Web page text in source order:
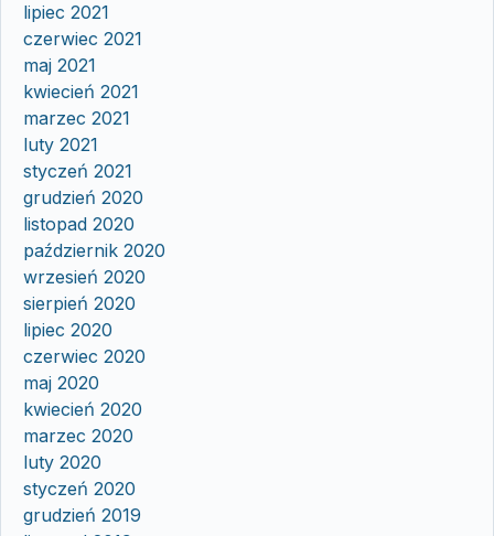
lipiec 2021
czerwiec 2021
maj 2021
kwiecień 2021
marzec 2021
luty 2021
styczeń 2021
grudzień 2020
listopad 2020
październik 2020
wrzesień 2020
sierpień 2020
lipiec 2020
czerwiec 2020
maj 2020
kwiecień 2020
marzec 2020
luty 2020
styczeń 2020
grudzień 2019